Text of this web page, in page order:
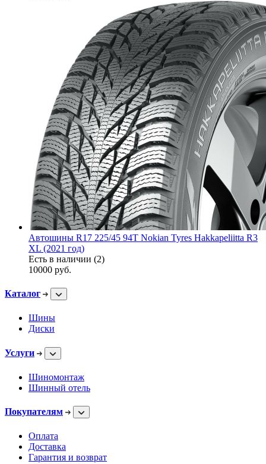
Автошины R17 225/45 94T Nokian Tyres Hakkapeliitta R3
XL (2021 год)
Есть в наличии (2)
10000 руб.
Каталог
Шины
Диски
Услуги
Шиномонтаж
Шинный отель
Покупателям
Оплата
Доставка
Гарантия и возврат